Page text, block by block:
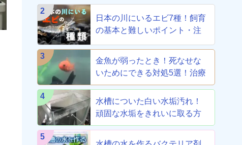
2
日本の川にいるエビ7種！飼育
の基本と難しいポイント・注
3
金魚が弱ったとき！死なせな
いためにできる対処5選！治療
から養生まで！
4
水槽についた白い水垢汚れ！
頑固な水垢をきれいに取る方
法！
5